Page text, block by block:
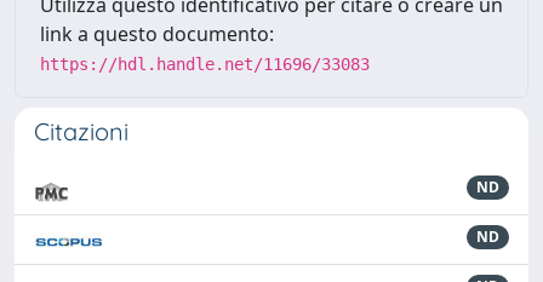
link a questo documento:
https://hdl.handle.net/11696/33083
Citazioni
ND
ND